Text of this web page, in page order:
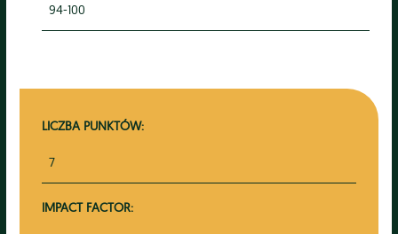
94-100
LICZBA PUNKTÓW:
7
IMPACT FACTOR: